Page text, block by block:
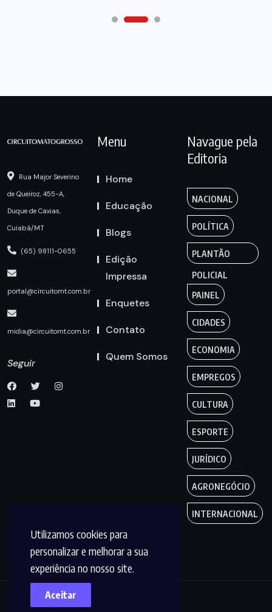
Utilizamos cookies para
personalizar e melhorar a sua
experiência no nosso site.
Aceitar
Rua Major Severino
de Queiroz, 455-A,
Duque de Caxias,
Cuiabá/MT
(65) 98111-0655
portal@circuitomt.com.br
midia@circuitomt.com.br
Seguir
Menu
Home
Educação
Blogs
Edição
Impressa
Enquetes
Contato
Quem Somos
Navague pela
Editoria
NACIONAL
POLÍTICA
PLANTÃO
POLICIAL
PAINEL
CIDADES
ECONOMIA
EMPREGOS
CULTURA
ESPORTE
JURÍDICO
AGRONEGÓCIO
INTERNACIONAL